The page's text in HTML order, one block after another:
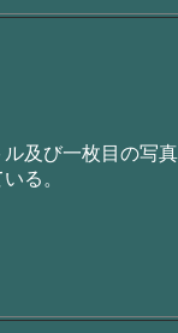
及び一枚目の写
る。